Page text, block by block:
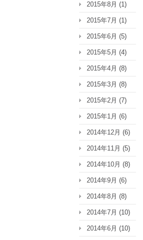
2015年8月 (1)
2015年7月 (1)
2015年6月 (5)
2015年5月 (4)
2015年4月 (8)
2015年3月 (8)
2015年2月 (7)
2015年1月 (6)
2014年12月 (6)
2014年11月 (5)
2014年10月 (8)
2014年9月 (6)
2014年8月 (8)
2014年7月 (10)
2014年6月 (10)